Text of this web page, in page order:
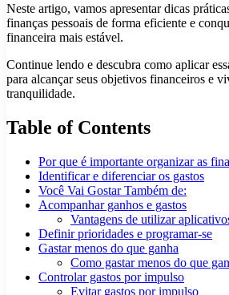
Neste artigo, vamos apresentar dicas
finanças pessoais de forma eficiente e
financeira mais estável.
Continue lendo e descubra como aplicar
para alcançar seus objetivos financeiros e
tranquilidade.
Table of Contents
Por que é importante organizar as
Identificar e diferenciar os gastos
Você Vai Gostar Também de:
Acompanhar ganhos e gastos
Vantagens de utilizar
Definir prioridades e programar-se
Gastar menos do que ganha
Como gastar menos do que
Controlar gastos por impulso
Evitar gastos por impulso